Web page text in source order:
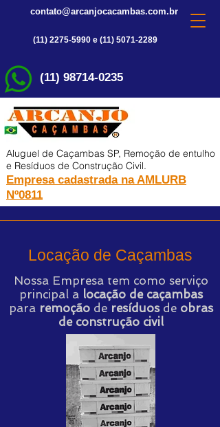
contato@arcanjocacambas.com.br
(11) 2275-5990 e (11) 5071-2289
(11) 98714-0235
Aluguel de Caçambas SP, Remoção de entulho
e Resíduos de Construção Civil.
Empresa cadastrada na AMLURB
Nº0811
Locação de Caçambas
Nossa Empresa tem como serviço
principal a locação de caçambas
para remoção de resíduos de obras
de construção civil